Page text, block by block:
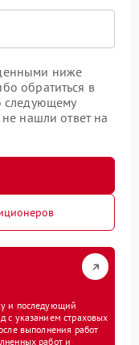
ниже
обратиться в
следующему
нашли ответ на
и последующий
с указанием страховых
выполнения работ
работ и